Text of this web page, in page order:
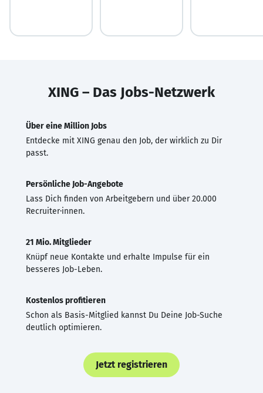
XING – Das Jobs-Netzwerk
Über eine Million Jobs
Entdecke mit XING genau den Job, der wirklich zu Dir
passt.
Persönliche Job-Angebote
Lass Dich finden von Arbeitgebern und über 20.000
Recruiter·innen.
21 Mio. Mitglieder
Knüpf neue Kontakte und erhalte Impulse für ein
besseres Job-Leben.
Kostenlos profitieren
Schon als Basis-Mitglied kannst Du Deine Job-Suche
deutlich optimieren.
Jetzt registrieren